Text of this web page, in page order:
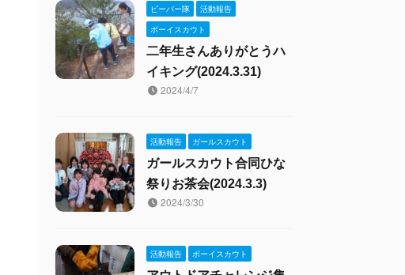
ビーバー隊
活動報告
ボーイスカウト
二年生さんありがとうハ
イキング(2024.3.31)
2024/4/7
活動報告 ガールスカウト
ガールスカウト合同ひな
祭りお茶会(2024.3.3)
2024/3/30
活動報告 ボーイスカウト